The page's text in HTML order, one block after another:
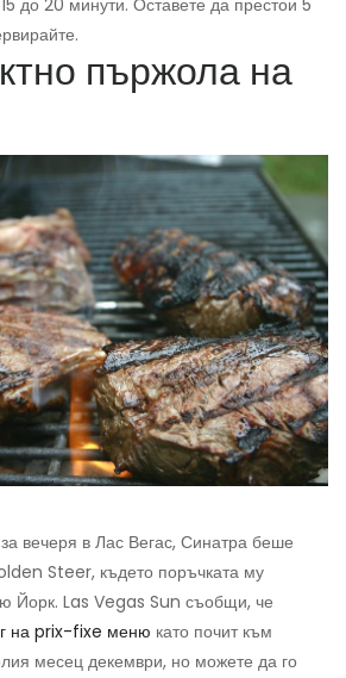
до 20 минути. Оставете да престои 5
пържола на
вечеря в Лас Вегас, Синатра беше
Steer, където поръчката му
Йорк. Las Vegas Sun съобщи, че
на prix-fixe меню като почит към
месец декември, но можете да го